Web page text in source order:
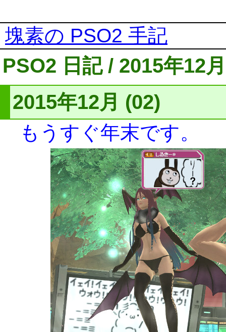
塊素の PSO2 手記
PSO2 日記 / 2015年12
2015年12月 (02)
もうすぐ年末です。